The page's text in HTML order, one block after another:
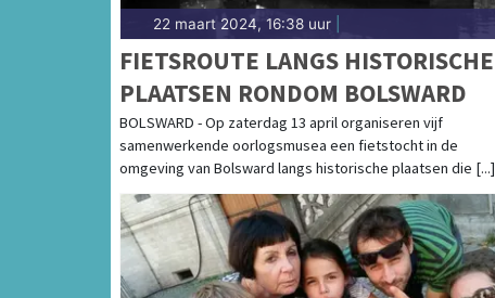
22 maart 2024, 16:38 uur
FIETSROUTE LANGS HISTORISCHE
PLAATSEN RONDOM BOLSWARD
BOLSWARD - Op zaterdag 13 april organiseren vijf
samenwerkende oorlogsmusea een fietstocht in de
omgeving van Bolsward langs historische plaatsen die [...]